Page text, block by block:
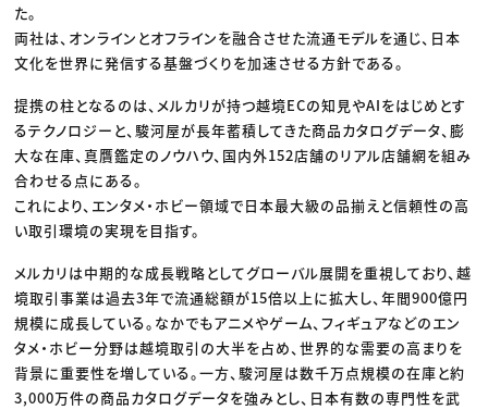
た。
両社は、オンラインとオフラインを融合させた流通モデルを通じ、日本
文化を世界に発信する基盤づくりを加速させる方針である。
提携の柱となるのは、メルカリが持つ越境ECの知見やAIをはじめとす
るテクノロジーと、駿河屋が長年蓄積してきた商品カタログデータ、膨
大な在庫、真贋鑑定のノウハウ、国内外152店舗のリアル店舗網を組み
合わせる点にある。
これにより、エンタメ・ホビー領域で日本最大級の品揃えと信頼性の高
い取引環境の実現を目指す。
メルカリは中期的な成長戦略としてグローバル展開を重視しており、越
境取引事業は過去3年で流通総額が15倍以上に拡大し、年間900億円
規模に成長している。なかでもアニメやゲーム、フィギュアなどのエン
タメ・ホビー分野は越境取引の大半を占め、世界的な需要の高まりを
背景に重要性を増している。一方、駿河屋は数千万点規模の在庫と約
3,000万件の商品カタログデータを強みとし、日本有数の専門性を武